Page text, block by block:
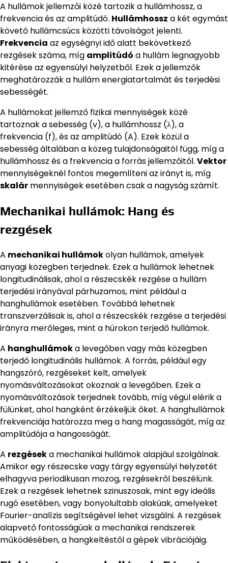
A hullámok jellemzői közé tartozik a hullámhossz, a
frekvencia és az amplitúdó. Hullámhossz a két egymást
követő hullámcsúcs közötti távolságot jelenti.
Frekvencia az egységnyi idő alatt bekövetkező
rezgések száma, míg amplitúdó a hullám legnagyobb
kitérése az egyensúlyi helyzetből. Ezek a jellemzők
meghatározzák a hullám energiatartalmát és terjedési
sebességét.
A hullámokat jellemző fizikai mennyiségek közé
tartoznak a sebesség (v), a hullámhossz (λ), a
frekvencia (f), és az amplitúdó (A). Ezek közül a
sebesség általában a közeg tulajdonságaitól függ, míg a
hullámhossz és a frekvencia a forrás jellemzőitől. Vektor
mennyiségeknél fontos megemlíteni az irányt is, míg
skalár mennyiségek esetében csak a nagyság számít.
Mechanikai hullámok: Hang és
rezgések
A mechanikai hullámokolyan hullámok, amelyek
anyagi közegben terjednek. Ezek a hullámok lehetnek
longitudinálisak, ahol a részecskék rezgése a hullám
terjedési irányával párhuzamos, mint például a
hanghullámok esetében. Továbbá lehetnek
transzverzálisak is, ahol a részecskék rezgése a terjedési
irányra merőleges, mint a húrokon terjedő hullámok.
A hanghullámoka levegőben vagy más közegben
terjedő longitudinális hullámok. A forrás, például egy
hangszóró, rezgéseket kelt, amelyek
nyomásváltozásokat okoznak a levegőben. Ezek a
nyomásváltozások terjednek tovább, míg végül elérik a
fülünket, ahol hangként érzékeljük őket. A hanghullámok
frekvenciája határozza meg a hang magasságát, míg az
amplitúdója a hangosságát.
A rezgéseka mechanikai hullámok alapjául szolgálnak.
Amikor egy részecske vagy tárgy egyensúlyi helyzetét
elhagyva periodikusan mozog, rezgésekről beszélünk.
Ezek a rezgések lehetnek szinuszosak, mint egy ideális
rugó esetében, vagy bonyolultabb alakúak, amelyeket
Fourier-analízis segítségével lehet vizsgálni. A rezgések
alapvető fontosságúak a mechanikai rendszerek
működésében, a hangkeltéstől a gépek vibrációjáig.